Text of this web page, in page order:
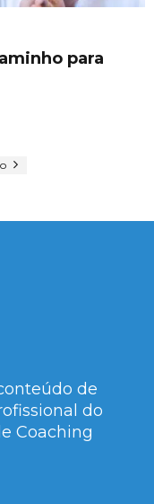
para
de
do
Coaching